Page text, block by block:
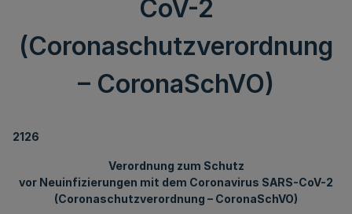
CoV-2
(Coronaschutzverordnung
– CoronaSchVO)
2126
Verordnung zum Schutz
vor Neuinfizierungen mit dem Coronavirus SARS-CoV-2
(Coronaschutzverordnung – CoronaSchVO)